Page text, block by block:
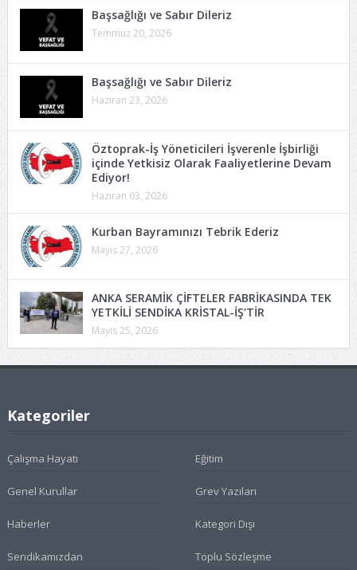
Başsağlığı ve Sabır Dileriz
Temmuz 20, 2026
Başsağlığı ve Sabır Dileriz
Haziran 23, 2026
Öztoprak-İş Yöneticileri İşverenle İşbirliği
içinde Yetkisiz Olarak Faaliyetlerine Devam
Ediyor!
Haziran 03, 2026
Kurban Bayramınızı Tebrik Ederiz
Mayıs 27, 2026
ANKA SERAMİK ÇİFTELER FABRİKASINDA TEK
YETKİLİ SENDİKA KRİSTAL-İŞ’TİR
Mayıs 25, 2026
Kategoriler
Çalışma Hayatı Eğitim
Genel Kurullar Grev Yazıları
Haberler Kategori Dışı
Sendikamızdan Toplu Sözleşme